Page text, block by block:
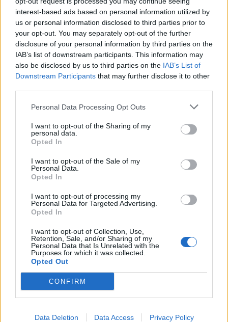
interest-based ads based on personal information utilized by
us or personal information disclosed to third parties prior to
your opt-out. You may separately opt-out of the further
disclosure of your personal information by third parties on the
IAB’s list of downstream participants. This information may
also be disclosed by us to third parties on the IAB’s List of
Downstream Participants that may further disclose it to other
Personal Data Processing Opt Outs
I want to opt-out of the Sharing of my
personal data.
Opted In
I want to opt-out of the Sale of my
Personal Data.
Opted In
I want to opt-out of processing my
Personal Data for Targeted Advertising.
Opted In
I want to opt-out of Collection, Use,
Retention, Sale, and/or Sharing of my
Personal Data that Is Unrelated with the
Purposes for which it was collected.
Opted Out
CONFIRM
Data Deletion Data Access Privacy Policy
Komentarai
Rašyti komentarą
Jūsų vardas
Komentaras